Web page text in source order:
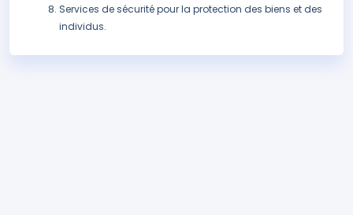
Services de sécurité pour la protection des biens et des
individus.